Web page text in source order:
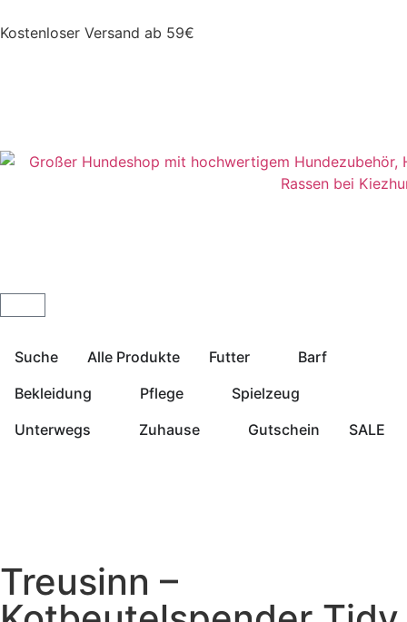
Kostenloser Versand ab 59€
Suche Alle Produkte Futter
Barf
Bekleidung
Pflege
Spielzeug
Unterwegs
Zuhause Gutschein SALE
Treusinn –